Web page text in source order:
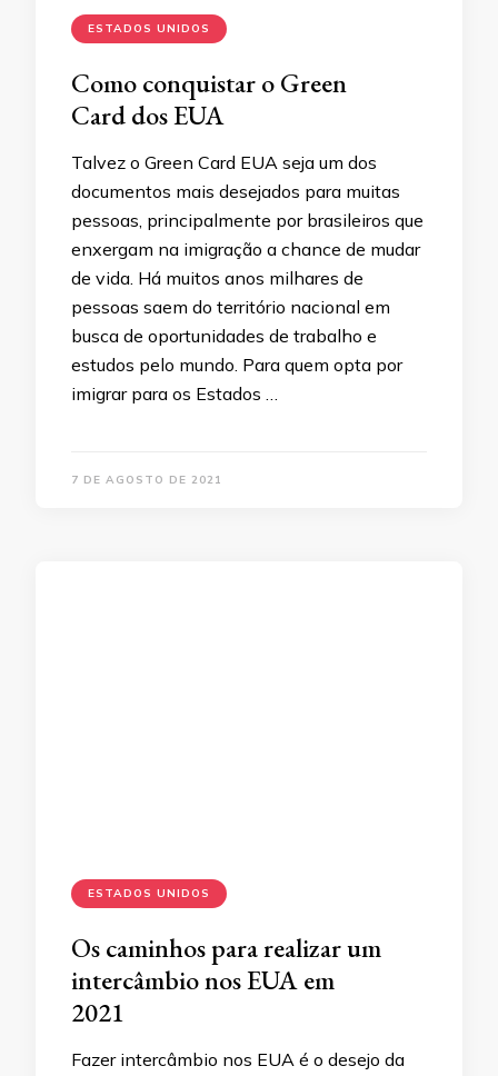
ESTADOS UNIDOS
Como conquistar o Green
Card dos EUA
Talvez o Green Card EUA seja um dos
documentos mais desejados para muitas
pessoas, principalmente por brasileiros que
enxergam na imigração a chance de mudar
de vida. Há muitos anos milhares de
pessoas saem do território nacional em
busca de oportunidades de trabalho e
estudos pelo mundo. Para quem opta por
imigrar para os Estados …
7 DE AGOSTO DE 2021
ESTADOS UNIDOS
Os caminhos para realizar um
intercâmbio nos EUA em
2021
Fazer intercâmbio nos EUA é o desejo da